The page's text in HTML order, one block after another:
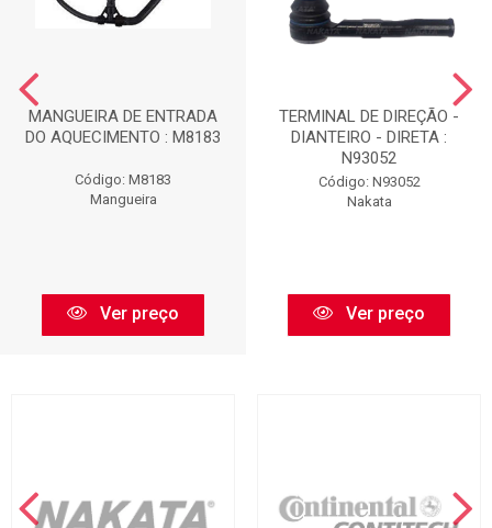
MANGUEIRA DE ENTRADA
DO AQUECIMENTO : M8183
Código: M8183
Mangueira
Ver preço
TERMINAL DE DIREÇÃO -
DIANTEIRO - DIRETA :
N93052
Código: N93052
Nakata
Ver preço